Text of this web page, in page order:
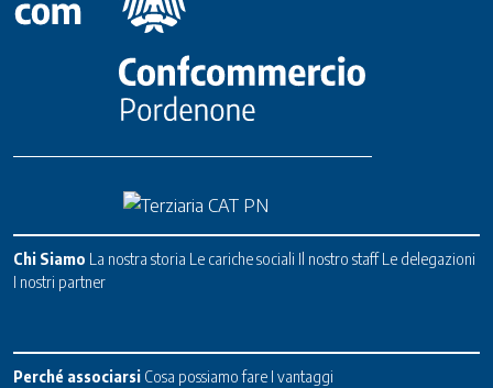
Chi Siamo La nostra storia Le cariche sociali Il nostro staff Le delegazioni
I nostri partner
Perché associarsi Cosa possiamo fare I vantaggi